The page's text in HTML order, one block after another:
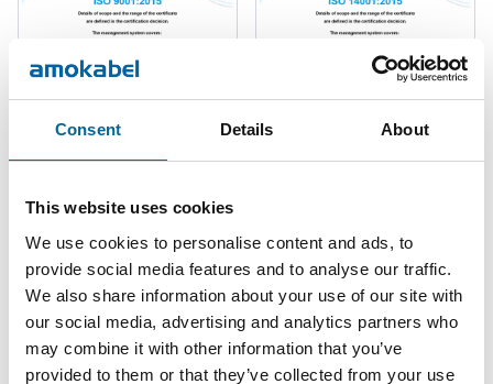
Consent Details About
This website uses cookies
We use cookies to personalise content and ads, to
provide social media features and to analyse our traffic.
We also share information about your use of our site with
our social media, advertising and analytics partners who
may combine it with other information that you’ve
provided to them or that they’ve collected from your use
Läsa Läsa